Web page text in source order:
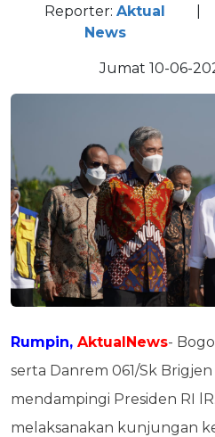
Reporter: Aktual
News
Jumat 10-06-
Rumpin, AktualNews-
serta Danrem 061/Sk
mendampingi Presiden RI
melaksanakan kunjungan